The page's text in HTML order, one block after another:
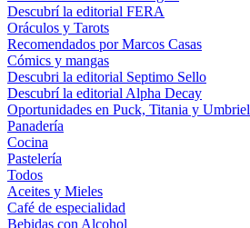
Descubrí la editorial FERA
Oráculos y Tarots
Recomendados por Marcos Casas
Cómics y mangas
Descubri la editorial Septimo Sello
Descubrí la editorial Alpha Decay
Oportunidades en Puck, Titania y Umbriel
Panadería
Cocina
Pastelería
Todos
Aceites y Mieles
Café de especialidad
Bebidas con Alcohol